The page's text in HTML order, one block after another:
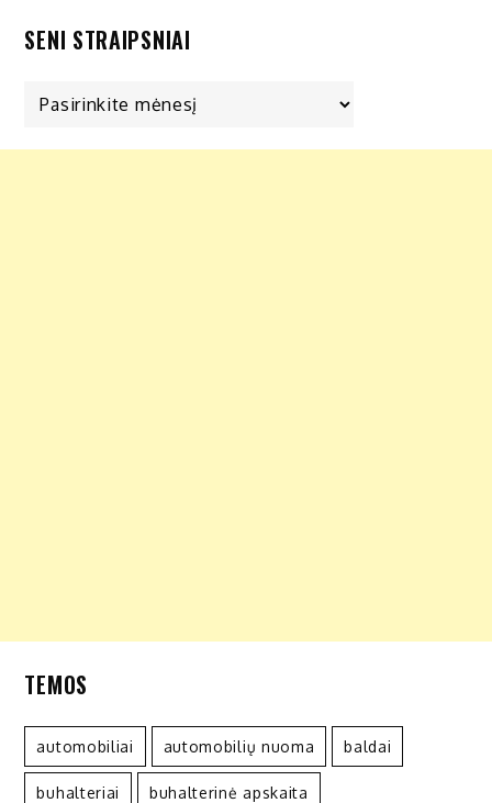
SENI STRAIPSNIAI
TEMOS
automobiliai automobilių nuoma baldai
buhalteriai buhalterinė apskaita